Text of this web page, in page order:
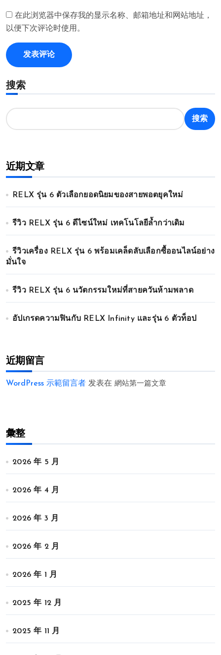
在此浏览器中保存我的显示名称、邮箱地址和网站地址，
以便下次评论时使用。
搜索
搜索
近期文章
RELX รุ่น 6 ตัวเลือกยอดนิยมของสายพอตยุคใหม่
รีวิว RELX รุ่น 6 ดีไซน์ใหม่ เทคโนโลยีล้ำกว่าเดิม
รีวิวเครื่อง RELX รุ่น 6 พร้อมเคล็ดลับเลือกซื้ออนไลน์อย่าง
มั่นใจ
รีวิว RELX รุ่น 6 นวัตกรรมใหม่ที่สายควันห้ามพลาด
อัปเกรดความฟินกับ RELX Infinity และรุ่น 6 ตัวท็อป
近期留言
WordPress 示範留言者 发表在 網站第一篇文章
彙整
2026 年 5 月
2026 年 4 月
2026 年 3 月
2026 年 2 月
2026 年 1 月
2025 年 12 月
2025 年 11 月